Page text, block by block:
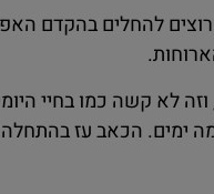
להחלים בהקדם
לא קשה כמו בחיי
ימים. הכאב עז